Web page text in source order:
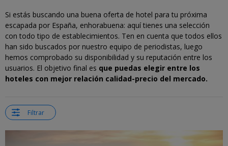
Si estás buscando una buena oferta de hotel para tu próxima
escapada por España, enhorabuena: aquí tienes una selección
con todo tipo de establecimientos. Ten en cuenta que todos ellos
han sido buscados por nuestro equipo de periodistas, luego
hemos comprobado su disponibilidad y su reputación entre los
usuarios. El objetivo final es que puedas elegir entre los
hoteles con mejor relación calidad-precio del mercado.
Filtrar